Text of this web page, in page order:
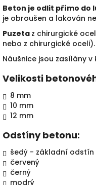
Beton je odlit přímo do
je obroušen a lakován
Puzeta z chirurgické
nebo z chirurgické oceli).
Náušnice jsou zasílány
Velikosti
8 mm
10 mm
12 mm
Odstíny betonu:
šedý - základní odstín
červený
černý
modrý